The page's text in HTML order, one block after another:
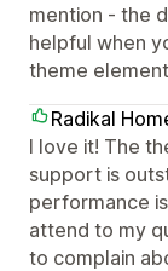
mention - the
helpful when
theme
Radikal
I love it! The
support is
performance
attend to my
to complain